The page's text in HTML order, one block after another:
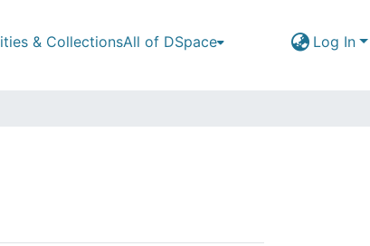
& CollectionsAll of DSpace Log In